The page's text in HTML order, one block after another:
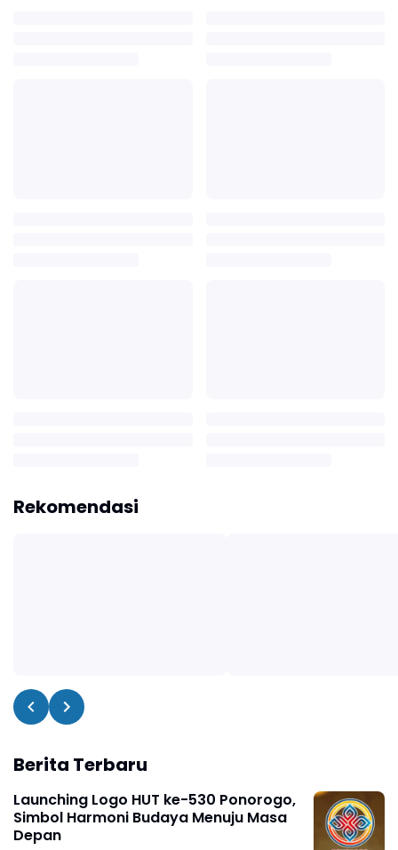
Rekomendasi
Berita Terbaru
Launching Logo HUT ke-530 Ponorogo,
Simbol Harmoni Budaya Menuju Masa
Depan